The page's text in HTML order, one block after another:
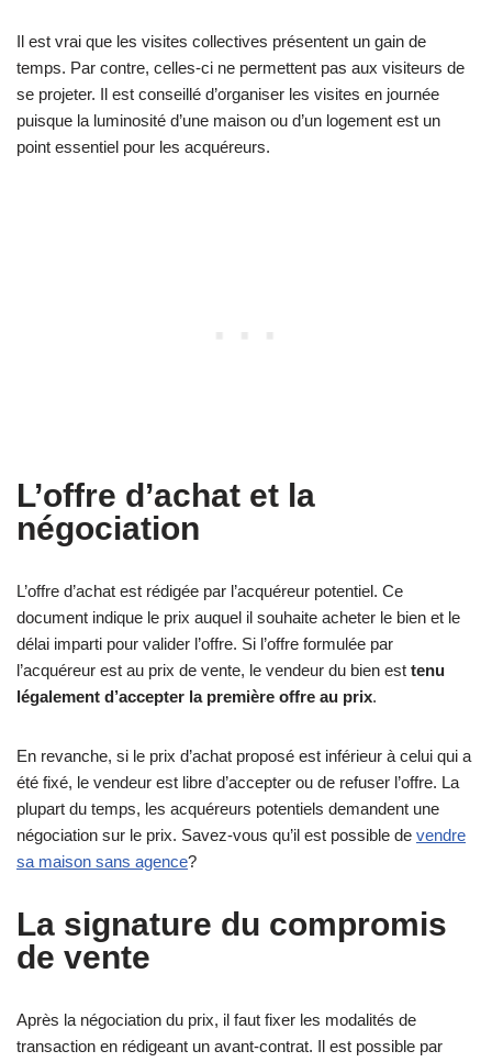
Il est vrai que les visites collectives présentent un gain de
temps. Par contre, celles-ci ne permettent pas aux visiteurs de
se projeter. Il est conseillé d’organiser les visites en journée
puisque la luminosité d’une maison ou d’un logement est un
point essentiel pour les acquéreurs.
L’offre d’achat et la
négociation
L’offre d’achat est rédigée par l’acquéreur potentiel. Ce
document indique le prix auquel il souhaite acheter le bien et le
délai imparti pour valider l’offre. Si l’offre formulée par
l’acquéreur est au prix de vente, le vendeur du bien est tenu
légalement d’accepter la première offre au prix.
En revanche, si le prix d’achat proposé est inférieur à celui qui a
été fixé, le vendeur est libre d’accepter ou de refuser l’offre. La
plupart du temps, les acquéreurs potentiels demandent une
négociation sur le prix. Savez-vous qu’il est possible de vendre
sa maison sans agence?
La signature du compromis
de vente
Après la négociation du prix, il faut fixer les modalités de
transaction en rédigeant un avant-contrat. Il est possible par